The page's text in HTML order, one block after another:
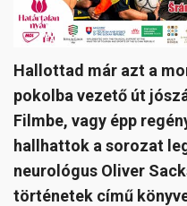
Hallottad már azt a
pokolba vezető út
Filmbe, vagy épp
hallhattok a sorozat
neurológus Oliver
történetek című